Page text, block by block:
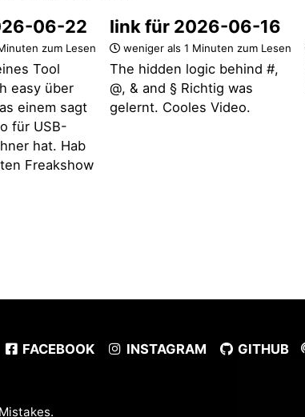
06-22
zum Lesen
Tool
easy über
einem sagt
für USB-
hat. Hab
Freakshow
link für 2026-06-16
weniger als 1 Minuten zum Lesen
The hidden logic behind #,
@, & and § Richtig was
gelernt. Cooles Video.
FACEBOOK INSTAGRAM GITHUB
.